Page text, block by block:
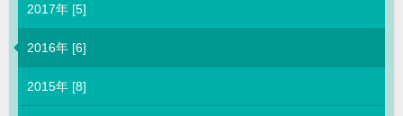
2017年 [5]
2016年 [6]
2015年 [8]